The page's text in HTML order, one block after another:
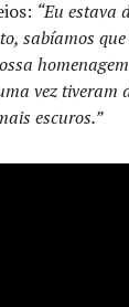
“Eu estava
sabíamos
vez tiveram
escuros.”